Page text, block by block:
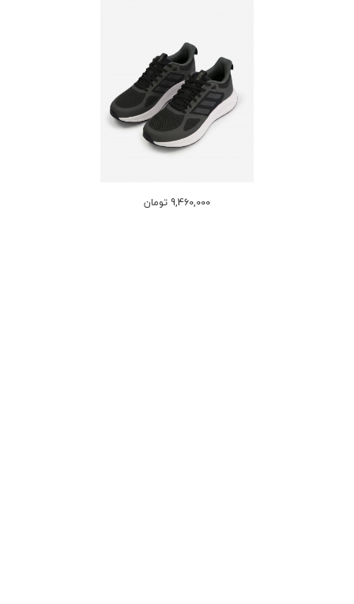
9,460,000 تومان